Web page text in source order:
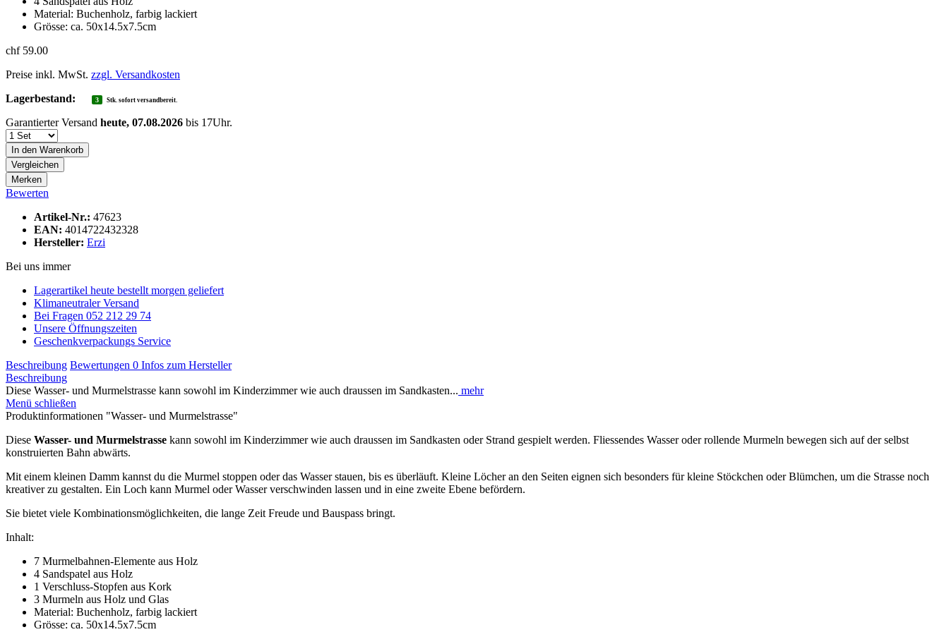
Material: Buchenholz, farbig lackiert
Grösse: ca. 50x14.5x7.5cm
chf 59.00
Preise inkl. MwSt. zzgl. Versandkosten
Lagerbestand:
3 Stk. sofort versandbereit.
Garantierter Versand heute, 07.08.2026 bis 17Uhr.
In den Warenkorb
Vergleichen
Merken
Bewerten
Artikel-Nr.: 47623
EAN: 4014722432328
Hersteller: Erzi
Bei uns immer
Lagerartikel heute bestellt morgen geliefert
Klimaneutraler Versand
Bei Fragen 052 212 29 74
Unsere Öffnungszeiten
Geschenkverpackungs Service
Beschreibung Bewertungen 0 Infos zum Hersteller
Beschreibung
Diese Wasser- und Murmelstrasse kann sowohl im Kinderzimmer wie auch draussen im Sandkasten... mehr
Menü schließen
Produktinformationen "Wasser- und Murmelstrasse"
Diese Wasser- und Murmelstrasse kann sowohl im Kinderzimmer wie auch draussen im Sandkasten oder Strand gespielt werden. Fliessendes Wasser oder rollende Murmeln bewegen sich auf der selbst
konstruierten Bahn abwärts.
Mit einem kleinen Damm kannst du die Murmel stoppen oder das Wasser stauen, bis es überläuft. Kleine Löcher an den Seiten eignen sich besonders für kleine Stöckchen oder Blümchen, um die Strasse noch
kreativer zu gestalten. Ein Loch kann Murmel oder Wasser verschwinden lassen und in eine zweite Ebene befördern.
Sie bietet viele Kombinationsmöglichkeiten, die lange Zeit Freude und Bauspass bringt.
Inhalt:
7 Murmelbahnen-Elemente aus Holz
4 Sandspatel aus Holz
1 Verschluss-Stopfen aus Kork
3 Murmeln aus Holz und Glas
Material: Buchenholz, farbig lackiert
Grösse: ca. 50x14.5x7.5cm